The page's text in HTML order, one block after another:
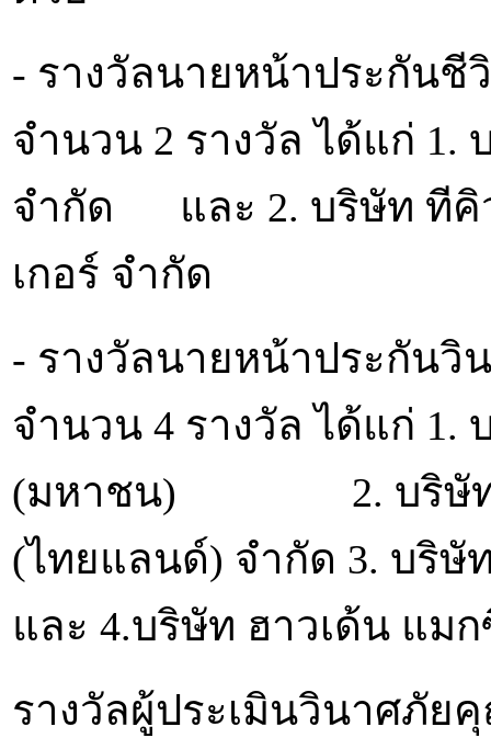
- รางวัลนายหน้าประกัน
จำนวน 2 รางวัล ได้แก่
จำกัด และ 2. บริษัท ทีคิ
เกอร์ จำกัด
- รางวัลนายหน้าประกัน
จำนวน 4 รางวัล ได้แก่ 1.
(มหาชน) 2. บริษัท โฟ
(ไทยแลนด์) จำกัด 3. บริษั
และ 4.บริษัท ฮาวเด้น แม
รางวัลผู้ประเมินวินาศภัย